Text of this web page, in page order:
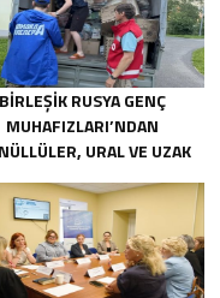
BIRLEŞIK RUSYA GENÇ
MUHAFIZLARI’NDAN
URAL VE UZAK
ORTADAN
YARDIMCI OLUYOR